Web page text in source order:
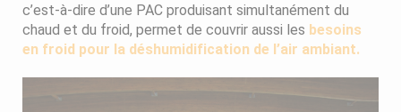
c’est-à-dire d’une PAC produisant simultanément du
chaud et du froid, permet de couvrir aussi les besoins
en froid pour la déshumidification de l’air ambiant.